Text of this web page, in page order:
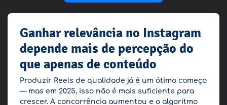
Ganhar relevância no Instagram
depende mais de percepção do
que apenas de conteúdo
Produzir Reels de qualidade já é um ótimo começo
— mas em 2025, isso não é mais suficiente para
crescer. A concorrência aumentou e o algoritmo